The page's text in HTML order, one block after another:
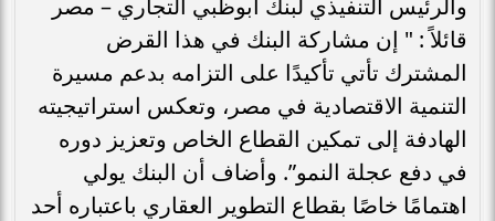
قائلاً : " إن مشاركة البنك في هذا القرض
المشترك تأتي تأكيدًا على التزامه بدعم مسيرة
التنمية الاقتصادية في مصر، وتعكس استراتيجيته
الهادفة إلى تمكين القطاع الخاص وتعزيز دوره
في دفع عجلة النمو”. وأضاف أن البنك يولي
اهتمامًا خاصًا بقطاع التطوير العقاري باعتباره أحد